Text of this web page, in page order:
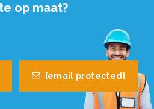
op maat?
[email protected]